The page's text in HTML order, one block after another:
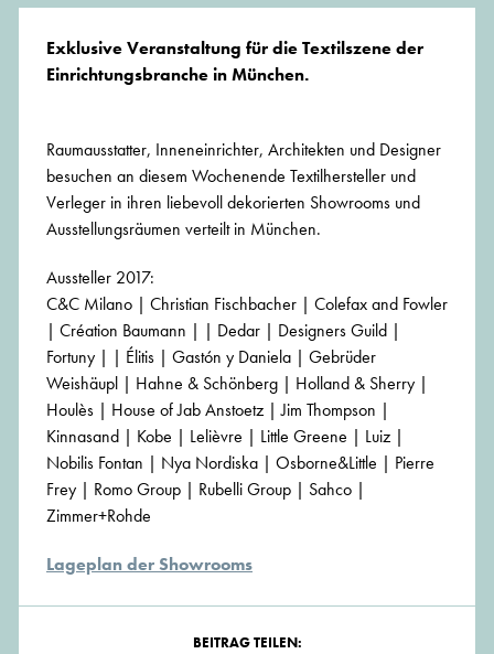
Exklusive Veranstaltung für die Textilszene der
Einrichtungsbranche in München.
Raumausstatter, Inneneinrichter, Architekten und Designer
besuchen an diesem Wochenende Textilhersteller und
Verleger in ihren liebevoll dekorierten Showrooms und
Ausstellungsräumen verteilt in München.
Aussteller 2017:
C&C Milano | Christian Fischbacher | Colefax and Fowler
| Création Baumann | | Dedar | Designers Guild |
Fortuny | | Élitis | Gastón y Daniela | Gebrüder
Weishäupl | Hahne & Schönberg | Holland & Sherry |
Houlès | House of Jab Anstoetz | Jim Thompson |
Kinnasand | Kobe | Lelièvre | Little Greene | Luiz |
Nobilis Fontan | Nya Nordiska | Osborne&Little | Pierre
Frey | Romo Group | Rubelli Group | Sahco |
Zimmer+Rohde
Lageplan der Showrooms
BEITRAG TEILEN: